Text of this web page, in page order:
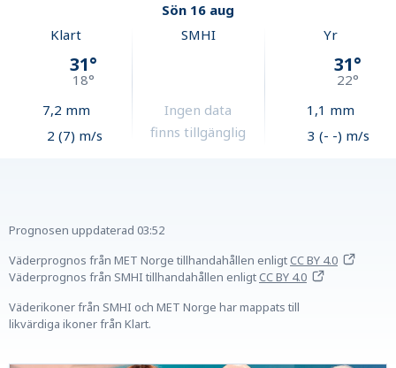
Sön 16 aug
Klart
31°
18°
7,2 mm
2 (7) m/s
SMHI
Ingen data
finns tillgänglig
Yr
31°
22°
1,1 mm
3 (- -) m/s
Prognosen uppdaterad 03:52
Väderprognos från MET Norge tillhandahållen enligtCC BY 4.0
Väderprognos från SMHI tillhandahållen enligtCC BY 4.0
Väderikoner från SMHI och MET Norge har mappats till
likvärdiga ikoner från Klart.